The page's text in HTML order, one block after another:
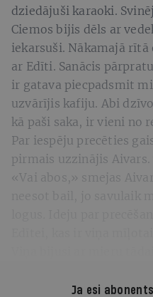
dziedājuši karaoki.
Ciemos bijis dēls ar
iekarsuši. Nākamajā
ar Edīti. Sanācis
ir gatava piecpadsmit
uzvārījis kafiju. Abi
kā paši saka, ir vieni no
Par iespēju precēties
pirmais uzzinājis
«Vai abos,» smejas
Ja esi